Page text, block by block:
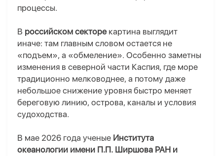
процессы.
В российском секторекартина выглядит
иначе: там главным словом остается не
«подъем», а «обмеление». Особенно заметны
изменения в северной части Каспия, где море
традиционно мелководнее, а потому даже
небольшое снижение уровня быстро меняет
береговую линию, острова, каналы и условия
судоходства.
В мае 2026 года ученые Института
океанологии имени П.П. Ширшова РАН и